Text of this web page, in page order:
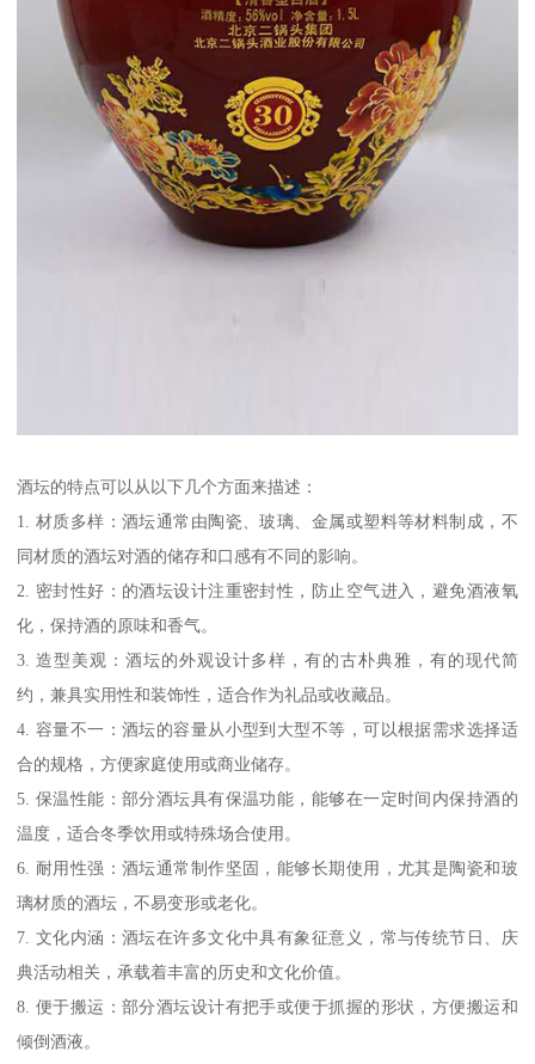
酒坛的特点可以从以下几个方面来描述：
1. 材质多样：酒坛通常由陶瓷、玻璃、金属或塑料等材料制成，不
同材质的酒坛对酒的储存和口感有不同的影响。
2. 密封性好：的酒坛设计注重密封性，防止空气进入，避免酒液氧
化，保持酒的原味和香气。
3. 造型美观：酒坛的外观设计多样，有的古朴典雅，有的现代简
约，兼具实用性和装饰性，适合作为礼品或收藏品。
4. 容量不一：酒坛的容量从小型到大型不等，可以根据需求选择适
合的规格，方便家庭使用或商业储存。
5. 保温性能：部分酒坛具有保温功能，能够在一定时间内保持酒的
温度，适合冬季饮用或特殊场合使用。
6. 耐用性强：酒坛通常制作坚固，能够长期使用，尤其是陶瓷和玻
璃材质的酒坛，不易变形或老化。
7. 文化内涵：酒坛在许多文化中具有象征意义，常与传统节日、庆
典活动相关，承载着丰富的历史和文化价值。
8. 便于搬运：部分酒坛设计有把手或便于抓握的形状，方便搬运和
倾倒酒液。